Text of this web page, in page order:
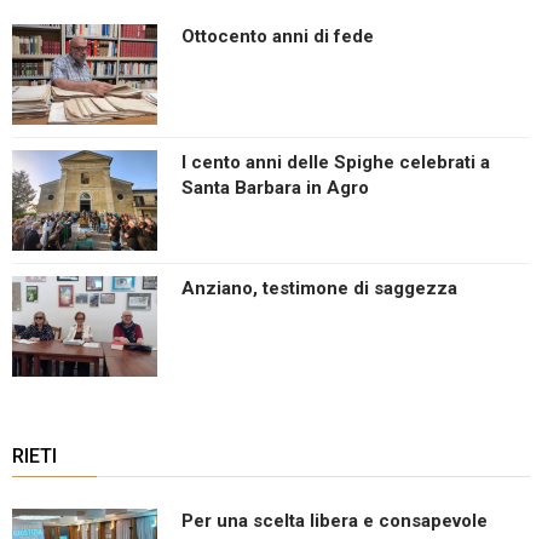
Ottocento anni di fede
I cento anni delle Spighe celebrati a
Santa Barbara in Agro
Anziano, testimone di saggezza
RIETI
Per una scelta libera e consapevole